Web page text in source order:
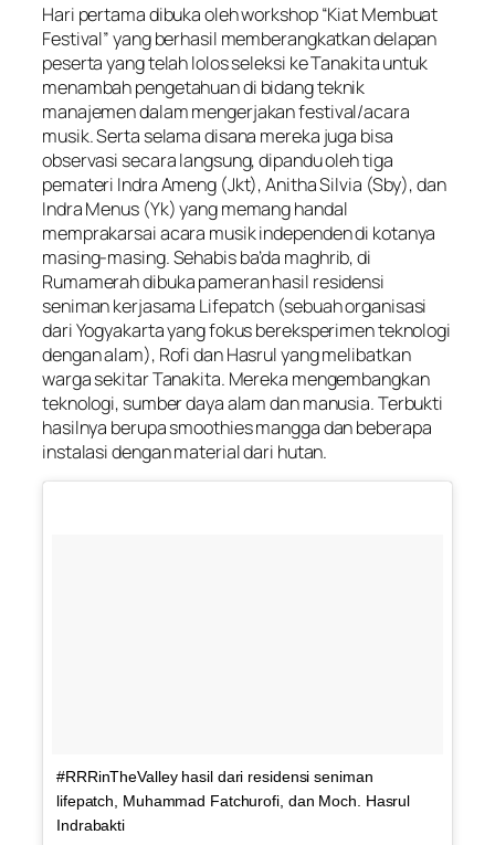
Hari pertama dibuka oleh workshop “Kiat Membuat
Festival” yang berhasil memberangkatkan delapan
peserta yang telah lolos seleksi ke Tanakita untuk
menambah pengetahuan di bidang teknik
manajemen dalam mengerjakan festival/acara
musik. Serta selama disana mereka juga bisa
observasi secara langsung, dipandu oleh tiga
pemateri Indra Ameng (Jkt), Anitha Silvia (Sby), dan
Indra Menus (Yk) yang memang handal
memprakarsai acara musik independen di kotanya
masing-masing. Sehabis ba’da maghrib, di
Rumamerah dibuka pameran hasil residensi
seniman kerjasama Lifepatch (sebuah organisasi
dari Yogyakarta yang fokus bereksperimen teknologi
dengan alam), Rofi dan Hasrul yang melibatkan
warga sekitar Tanakita. Mereka mengembangkan
teknologi, sumber daya alam dan manusia. Terbukti
hasilnya berupa smoothies mangga dan beberapa
instalasi dengan material dari hutan.
#RRRinTheValley hasil dari residensi seniman
lifepatch, Muhammad Fatchurofi, dan Moch. Hasrul
Indrabakti